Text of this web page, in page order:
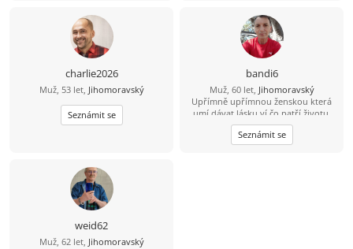
charlie2026
Muž, 53 let, Jihomoravský
Seznámit se
bandi6
Muž, 60 let, Jihomoravský
Upřímně upřímnou ženskou která
umí dávat lásku ví čo patří životu,
důležití spoločné sympatie spoločné
úsměvem života.
Seznámit se
weid62
Muž, 62 let, Jihomoravský